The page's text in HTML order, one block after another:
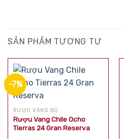
SẢN PHẨM TƯƠNG TỰ
-7%
RƯỢU VANG ĐỎ
Rượu Vang Chile Ocho
Tierras 24 Gran Reserva